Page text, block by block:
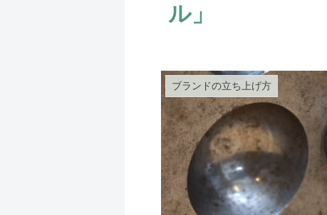
ル」
ブランドの立ち上げ方